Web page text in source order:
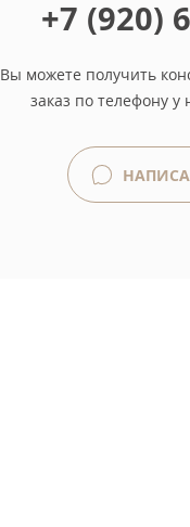
+7 (920)
Вы можете получить
заказ по телефону